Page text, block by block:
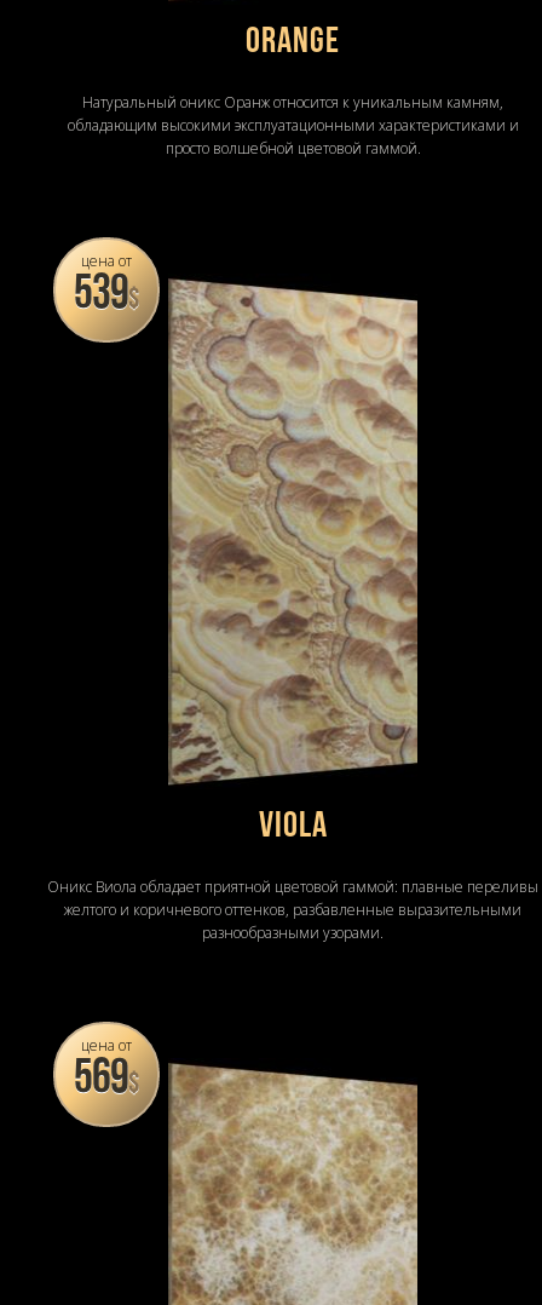
Orange
Натуральный оникс Оранж относится к уникальным камням,
обладающим высокими эксплуатационными характеристиками и
просто волшебной цветовой гаммой.
цена от
539$
Viola
Оникс Виола обладает приятной цветовой гаммой: плавные переливы
желтого и коричневого оттенков, разбавленные выразительными
разнообразными узорами.
цена от
569$